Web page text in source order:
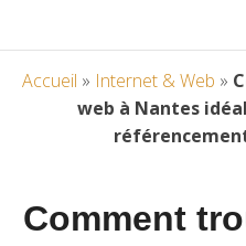
Accueil » Internet & Web »
web à Nantes
Comment